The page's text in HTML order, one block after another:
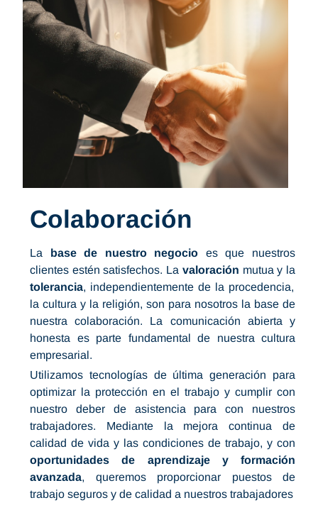
Colaboración
La base de nuestro negocio es que nuestros
clientes estén satisfechos. La valoración mutua y la
tolerancia, independientemente de la procedencia,
la cultura y la religión, son para nosotros la base de
nuestra colaboración. La comunicación abierta y
honesta es parte fundamental de nuestra cultura
empresarial.
Utilizamos tecnologías de última generación para
optimizar la protección en el trabajo y cumplir con
nuestro deber de asistencia para con nuestros
trabajadores. Mediante la mejora continua de
calidad de vida y las condiciones de trabajo, y con
oportunidades de aprendizaje y formación
avanzada, queremos proporcionar puestos de
trabajo seguros y de calidad a nuestros trabajadores